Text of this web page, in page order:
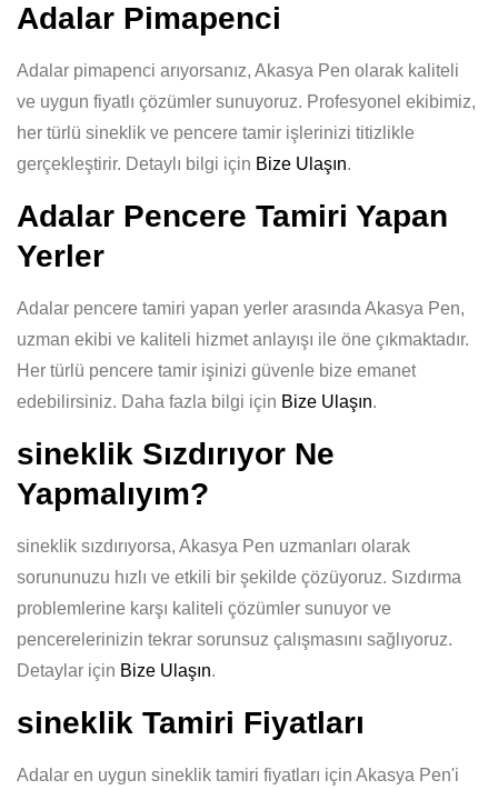
Adalar Pimapenci
Adalar pimapenci arıyorsanız, Akasya Pen olarak kaliteli
ve uygun fiyatlı çözümler sunuyoruz. Profesyonel ekibimiz,
her türlü sineklik ve pencere tamir işlerinizi titizlikle
gerçekleştirir. Detaylı bilgi için Bize Ulaşın.
Adalar Pencere Tamiri Yapan
Yerler
Adalar pencere tamiri yapan yerler arasında Akasya Pen,
uzman ekibi ve kaliteli hizmet anlayışı ile öne çıkmaktadır.
Her türlü pencere tamir işinizi güvenle bize emanet
edebilirsiniz. Daha fazla bilgi için Bize Ulaşın.
sineklik Sızdırıyor Ne
Yapmalıyım?
sineklik sızdırıyorsa, Akasya Pen uzmanları olarak
sorununuzu hızlı ve etkili bir şekilde çözüyoruz. Sızdırma
problemlerine karşı kaliteli çözümler sunuyor ve
pencerelerinizin tekrar sorunsuz çalışmasını sağlıyoruz.
Detaylar için Bize Ulaşın.
sineklik Tamiri Fiyatları
Adalar en uygun sineklik tamiri fiyatları için Akasya Pen'i